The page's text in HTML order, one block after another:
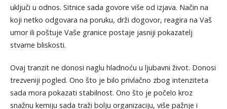
uključi u odnos. Sitnice sada govore više od izjava. Način na
koji netko odgovara na poruku, drži dogovor, reagira na Vaš
umor ili poštuje Vaše granice postaje jasniji pokazatelj
stvarne bliskosti.
Ovaj tranzit ne donosi naglu hladnoću u ljubavni život. Donosi
trezveniji pogled. Ono što je bilo privlačno zbog intenziteta
sada mora pokazati stabilnost. Ono što je počelo kroz
snažnu kemiju sada traži bolju organizaciju, više pažnje i